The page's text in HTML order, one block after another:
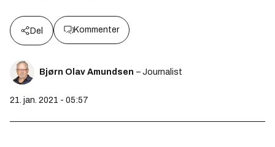
Del Kommenter
Bjørn Olav Amundsen – Journalist
21. jan. 2021 - 05:57